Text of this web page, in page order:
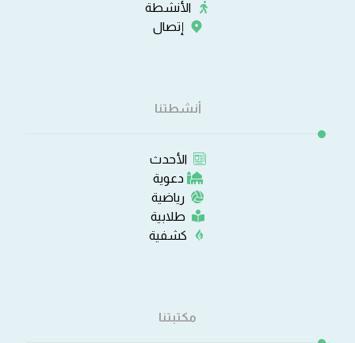
الأنشطة
إتصال
أنشطتنا
الأحدث
دعوية
رياضية
طلابية
كشفية
مكتبتنا